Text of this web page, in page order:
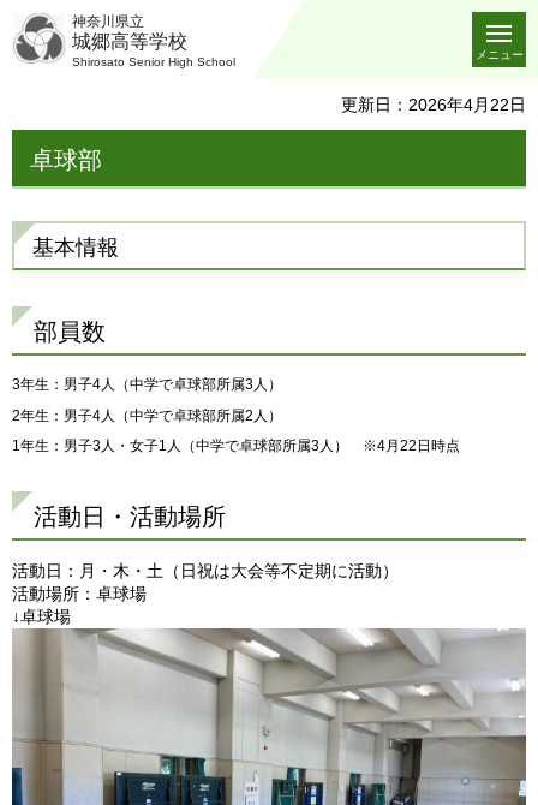
神奈川県立
城郷高等学校
Shirosato Senior High School
メニュー
更新日：2026年4月22日
卓球部
基本情報
部員数
3年生：男子4人（中学で卓球部所属3人）
2年生：男子4人（中学で卓球部所属2人）
1年生：男子3人・女子1人（中学で卓球部所属3人） ※4月22日時点
活動日・活動場所
活動日：月・木・土（日祝は大会等不定期に活動）
活動場所：卓球場
↓卓球場